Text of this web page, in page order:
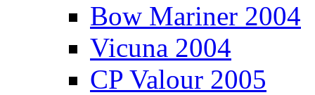
Bow Mariner 2004
Vicuna 2004
CP Valour 2005